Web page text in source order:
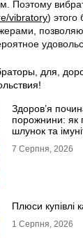
Поэтому
vibratory) этого
для
Здоров’я
порожнини: як
шлунок та
7 Серпня, 2026
Плюси купівлі
1 Серпня, 2026